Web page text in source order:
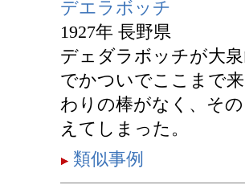
デエラボッチ
1927年 長野県
デェダラボッチが大
でかついでここまで
わりの棒がなく、そ
えてしまった。
類似事例